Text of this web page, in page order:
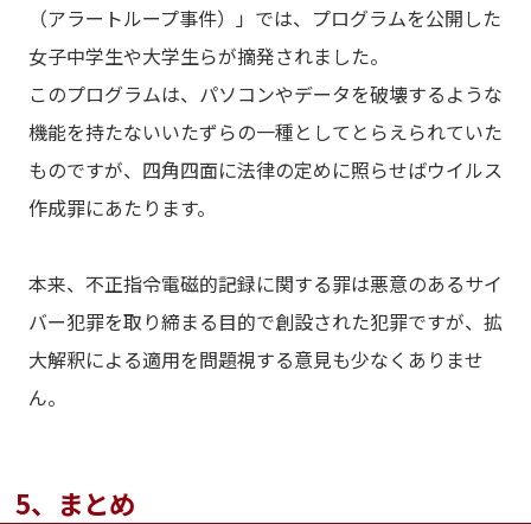
（アラートループ事件）」では、プログラムを公開した
女子中学生や大学生らが摘発されました。
このプログラムは、パソコンやデータを破壊するような
機能を持たないいたずらの一種としてとらえられていた
ものですが、四角四面に法律の定めに照らせばウイルス
作成罪にあたります。
本来、不正指令電磁的記録に関する罪は悪意のあるサイ
バー犯罪を取り締まる目的で創設された犯罪ですが、拡
大解釈による適用を問題視する意見も少なくありませ
ん。
5、まとめ